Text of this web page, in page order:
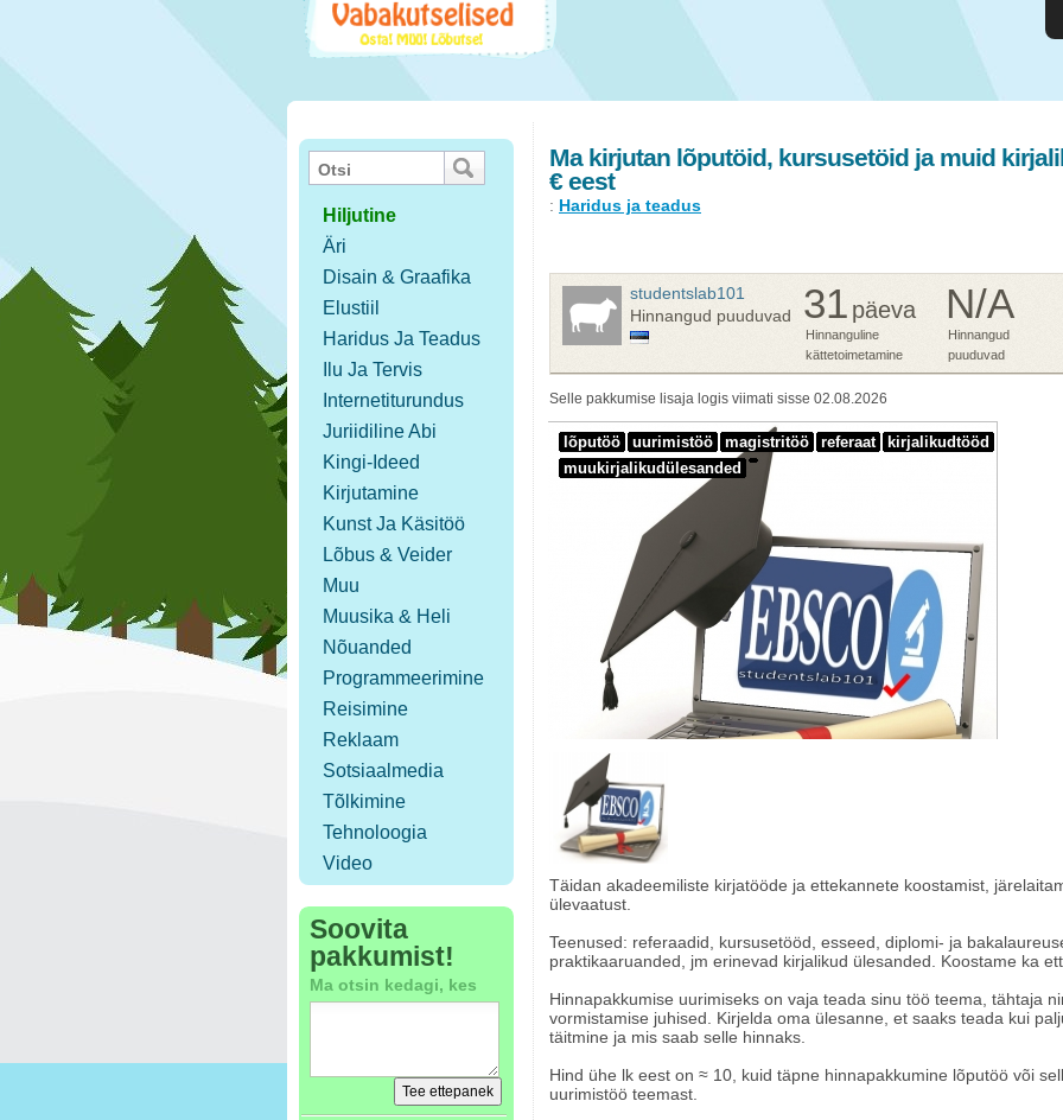
Hiljutine
Äri
Disain & Graafika
Elustiil
Haridus Ja Teadus
Ilu Ja Tervis
Internetiturundus
Juriidiline Abi
Kingi-Ideed
Kirjutamine
Kunst Ja Käsitöö
Lõbus & Veider
Muu
Muusika & Heli
Nõuanded
Programmeerimine
Reisimine
Reklaam
Sotsiaalmedia
Tõlkimine
Tehnoloogia
Video
Soovita
pakkumist!
Ma otsin kedagi, kes
Ma kirjutan lõputöid, kursusetöid ja muid
€ eest
: Haridus ja teadus
studentslab101
Hinnangud puuduvad
31 päeva
Hinnanguline
kättetoimetamine
N/A
Hinnangud
puuduvad
Selle pakkumise lisaja logis viimati sisse 02.08.2026
lõputöö uurimistöö magistritöö referaat
kirjalikudtööd
muukirjalikudülesanded
Täidan akadeemiliste kirjatööde ja ettekannete koostamist,
ülevaatust.
Teenused: referaadid, kursusetööd, esseed, diplomi- ja
praktikaaruanded, jm erinevad kirjalikud ülesanded. Koostame ka
Hinnapakkumise uurimiseks on vaja teada sinu töö teema, tähtaja
vormistamise juhised. Kirjelda oma ülesanne, et saaks teada kui
täitmine ja mis saab selle hinnaks.
Hind ühe lk eest on ≈ 10, kuid täpne hinnapakkumine lõputöö või
uurimistöö teemast.